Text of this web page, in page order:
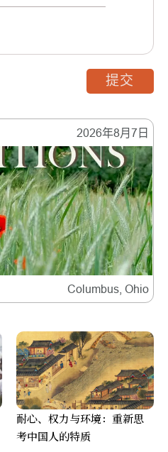
2026年8月7日
Columbus, Ohio
提交
耐心、权力与环境：重新思
考中国人的特质